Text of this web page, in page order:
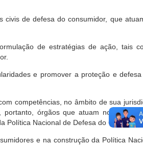
civis de defesa do consumidor, que
de estratégias de ação, tais
e promover a proteção e
competências, no âmbito de sua
órgãos que atuam no âmbito
Política Nacional de Defesa do
e na construção da Política